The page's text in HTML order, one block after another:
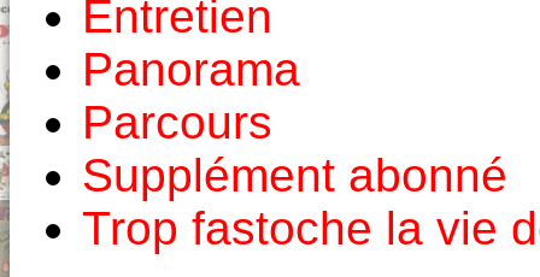
Entretien
Panorama
Parcours
Supplément abonné
Trop fastoche la vie